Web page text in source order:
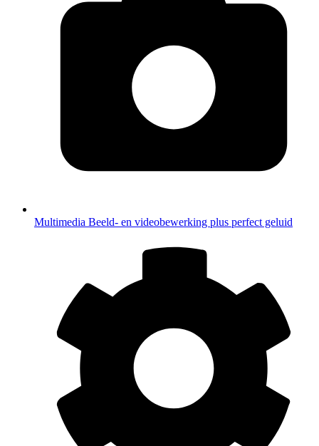
Multimedia Beeld- en videobewerking plus perfect geluid